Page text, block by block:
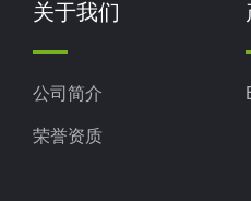
关于我们
公司简介
荣誉资质